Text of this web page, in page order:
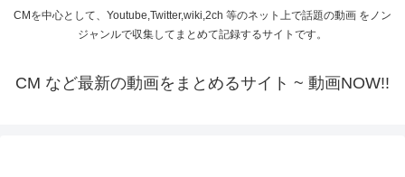
CMを中心として、Youtube,Twitter,wiki,2ch 等のネット上で話題の動画 をノン
ジャンルで収集してまとめて記録するサイトです。
CM など最新の動画をまとめるサイト ~ 動画NOW!!